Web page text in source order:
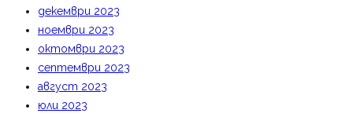
декември 2023
ноември 2023
октомври 2023
септември 2023
август 2023
юли 2023